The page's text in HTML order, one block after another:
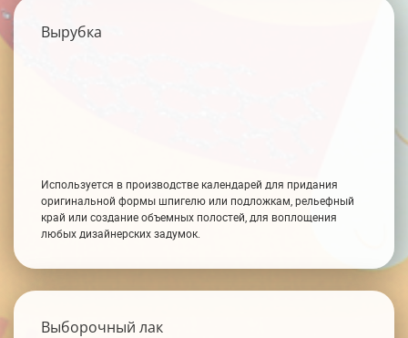
Вырубка
Используется в производстве календарей для придания
оригинальной формы шпигелю или подложкам, рельефный
край или создание объемных полостей, для воплощения
любых дизайнерских задумок.
Выборочный лак